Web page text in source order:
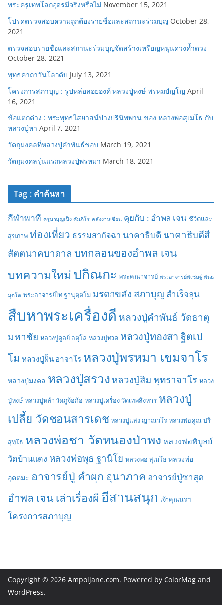
พระครูเทพโลกอุดรมีจริงหรือไม่ November 15, 2021
โปรดตรวจสอบความถูกต้องรายชื่อและสถานะร่วมบุญ October 28,
2021
ตรวจสอบรายชื่อและสถานะร่วมบุญจัดสร้างเหรียญหนุนดวงค้ำดวง
October 28, 2021
พุทธคาถาวันโลกดับ July 13, 2021
โครงการสภาบุญ : รูปหล่อลอยองค์ หลวงปู่หงษ์ พรหมปัญโญ April
16, 2021
ข้อแตกต่าง : พระพุทธไสยาสน์ปางปรินิพพาน ของ หลวงพ่อสุเมโธ กับ
หลวงปู่หา April 7, 2021
วัตถุมงคลที่หลวงปู่คำพันธ์ชอบ March 19, 2021
วัตถุมงคลรุ่นแรกหลวงปู่พรหมา March 18, 2021
Tag : คำค้นหา
กีฬาพาที ครูบาบุญเป็ง คัมภีโร คลังงานเขียน คุยกับ : อำพล เจน ชีวิตและ
สุขภาพ ท่องเที่ยว ธรรมสากัจฉา นาคาธิบดี นาคาธิบดีสี
สัตตนาคบาดาล บทกลอนของอำพล เจน
บทความใหม่ ปกิณกะ พระคณาจารย์ พระอาจารย์พิเชษฐ์ พันธ
มุตโต พระอาจารย์ไท ฐานุตฺตโม มรดกขลัง สภาบุญ สำเร็จลุน
สืบหาพระเครื่องดี หลวงปู่คำพันธ์ วัดธาตุ
มหาชัย หลวงปู่ดูลย์ อตุโล หลวงปู่ทวด หลวงปู่ทองสา ฐิตเป
โม หลวงปู่ฝั้น อาจาโร หลวงปู่พรหมา เขมจาโร
หลวงปู่มงคล หลวงปู่สรวง หลวงปู่สิม พุทธาจาโร หลวง
ปู่หงษ์ หลวงปู่หล้า วัดภูจ้อก้อ หลวงปู่เครื่อง วัดเทพสิงหาร หลวงปู่
เปลี้ย วัดชอนสารเดช หลวงปู่แสง ญาณวโร หลวงพ่อคูณ ปริ
สุทฺโธ หลวงพ่อชา วัดหนองป่าพง หลวงพ่อพิบูลย์
วัดบ้านแดง หลวงพ่อพุธ ฐานิโย หลวงพ่อ สุเมโธ หลวงพ่อ
อุตตมะ อาจารย์ปู่ คำผุก อุนาภาค อาจารย์ปู่ซาสุด
อำพล เจน เล่าเรื่องผี อีสานสนุก เจ้าคุณนรฯ
โครงการสภาบุญ
Copyright © 2026 Ampoljane.com. Powered by ColorMag and
WordPress.